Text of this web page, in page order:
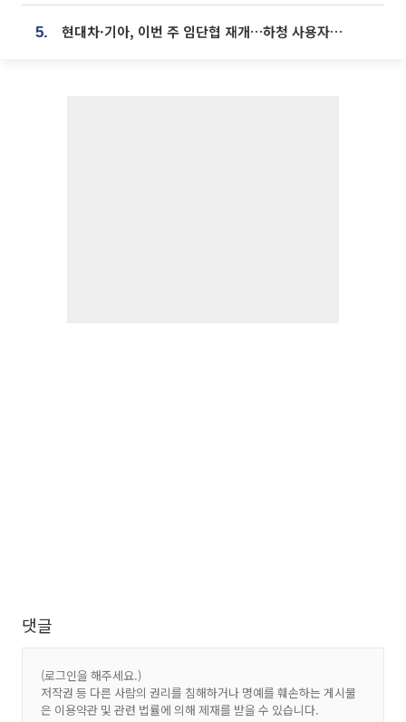
5. 현대차·기아, 이번 주 임단협 재개…하청 사용자성 재심도 ‘변수’
댓글